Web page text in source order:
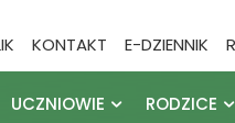
KONTAKT E-DZIENNIK
UCZNIOWIE RODZICE